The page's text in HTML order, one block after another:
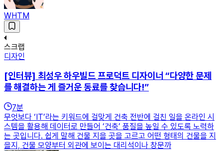
WHTM
스크랩
디자인
[인터뷰] 최성우 하우빌드 프로덕트 디자이너 “다양한 문제
를 해결하는 게 즐거운 동료를 찾습니다!”
7분
무엇보다 ‘IT’라는 키워드에 걸맞게 건축 전반에 걸친 일을 온라인 시
스템을 활용해 데이터로 만들어 ‘건축’ 품질을 높일 수 있도록 노력하
는 곳입니다. 쉽게 말해 건물 지을 곳을 고르고 어떤 형태의 건물을 지
을지, 건물 모양부터 외관에 보이는 대리석이나 창문까